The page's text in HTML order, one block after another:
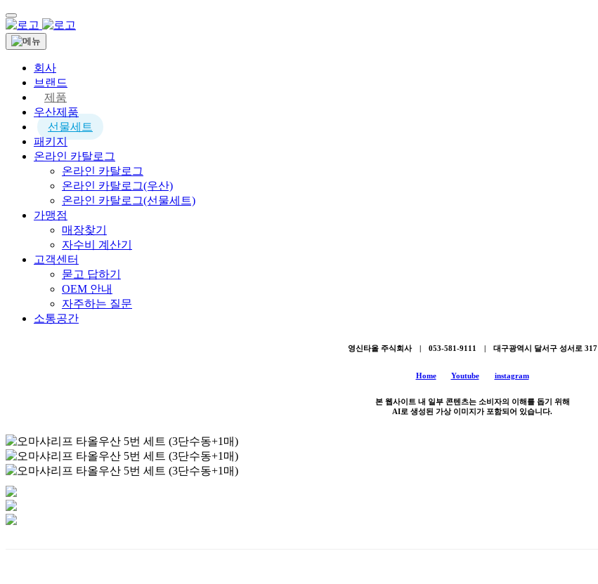
회사
브랜드
제품
우산제품
선물세트
패키지
온라인 카탈로그
온라인 카탈로그
온라인 카탈로그(우산)
온라인 카탈로그(선물세트)
가맹점
매장찾기
자수비 계산기
고객센터
묻고 답하기
OEM 안내
자주하는 질문
소통공간
영신타올 주식회사 | 053-581-9111 | 대구광역시 달서구 성서로 317
Home Youtube instagram
본 웹사이트 내 일부 콘텐츠는 소비자의 이해를 돕기 위해
AI로 생성된 가상 이미지가 포함되어 있습니다.